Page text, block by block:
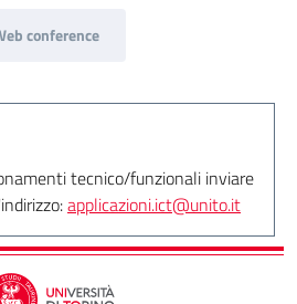
conference
tecnico/funzionali inviare
applicazioni.ict@unito.it